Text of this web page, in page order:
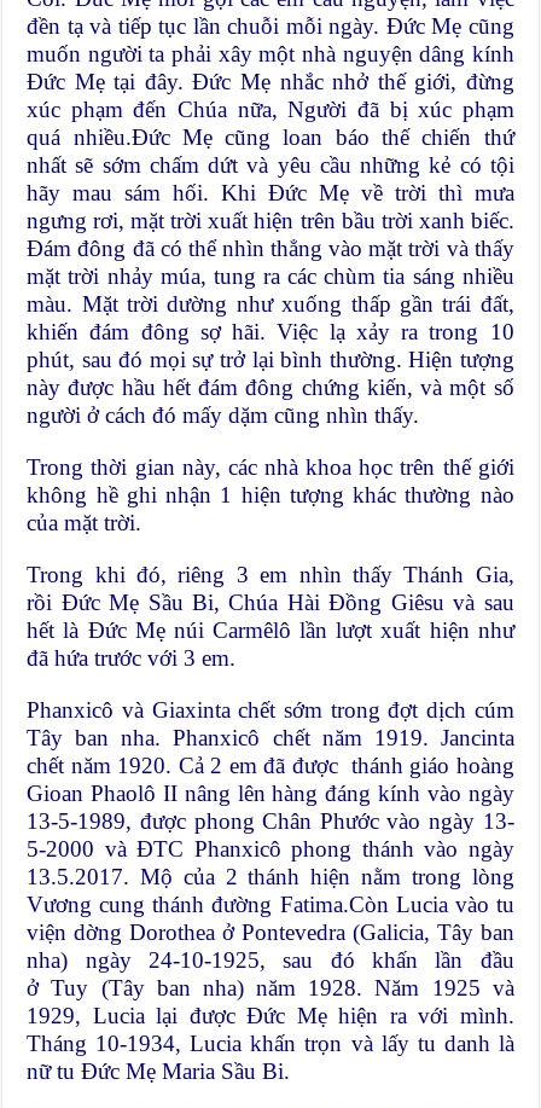
đền tạ và tiếp tục lần chuỗi mỗi ngày. Đức Mẹ cũng
muốn người ta phải xây một nhà nguyện dâng kính
Đức Mẹ tại đây. Đức Mẹ nhắc nhở thế giới, đừng
xúc phạm đến Chúa nữa, Người đã bị xúc phạm
quá nhiều.Đức Mẹ cũng loan báothế chiến thứ
nhất sẽ sớm chấm dứt và yêu cầu những kẻ có tội
hãy mau sám hối. Khi Đức Mẹ về trời thì mưa
ngưng rơi, mặt trời xuất hiện trên bầu trời xanh biếc.
Đám đông đã có thể nhìn thẳng vào mặt trời và thấy
mặt trời nhảy múa, tung ra các chùm tia sáng nhiều
màu. Mặt trời dường như xuống thấp gần trái đất,
khiến đám đông sợ hãi. Việc lạ xảy ra trong 10
phút, sau đó mọi sự trở lại bình thường. Hiện tượng
này được hầu hết đám đông chứng kiến, và một số
người ở cách đó mấy dặm cũng nhìn thấy.
Trong thời gian này, các nhà khoa học trên thế giới
không hề ghi nhận 1 hiện tượng khác thường nào
của mặt trời.
Trong khi đó, riêng 3 em nhìn thấy Thánh Gia,
rồi Đức Mẹ Sầu Bi, Chúa Hài Đồng Giêsu và sau
hết là Đức Mẹ núi Carmêlô lần lượt xuất hiện như
đã hứa trước với 3 em.
Phanxicô và Giaxinta chết sớm trong đợtdịch cúm
Tây ban nha. Phanxicô chết năm 1919. Jancinta
chết năm 1920. Cả 2 em đã được thánh giáo hoàng
Gioan Phaolô IInâng lên hàngđáng kính vào ngày
13-5-1989, được phongChân Phướcvào ngày 13-
5-2000 và ĐTC Phanxicô phong thánh vào ngày
13.5.2017. Mộ của 2 thánh hiện nằm trong lòng
Vương cung thánh đường Fatima.Còn Lucia vào tu
viện dờng Dorothea ở Pontevedra (Galicia, Tây ban
nha) ngày 24-10-1925, sau đó khấn lần đầu
ởTuy (Tây ban nha) năm 1928. Năm 1925 và
1929, Lucia lại được Đức Mẹ hiện ra với mình.
Tháng 10-1934, Lucia khấn trọn và lấy tu danh là
nữ tu Đức Mẹ Maria Sầu Bi.